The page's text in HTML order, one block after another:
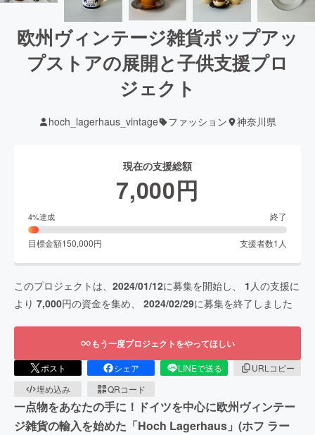
欧州ヴィンテージ雑貨ポップアッ
プストアの展開と子供支援プロ
ジェクト
hoch_lagerhaus_vintage ファッション 神奈川県
現在の支援総額
7,000円
4%達成 終了
目標金額150,000円 支援者数1 人
このプロジェクトは、 2024/01/12に募集を開始し、 1 人の支援に
より 7,000円の資金を集め、 2024/02/29に募集を終了しました
もう一度プロジェクトをやってほしい
ポスト シェア LINEで送る
URLコピー
埋め込み
QRコード
一点物をあなたの手に！ドイツを中心に欧州ヴィンテー
ジ雑貨の輸入を始めた「Hoch Lagerhaus」(ホフ ラー